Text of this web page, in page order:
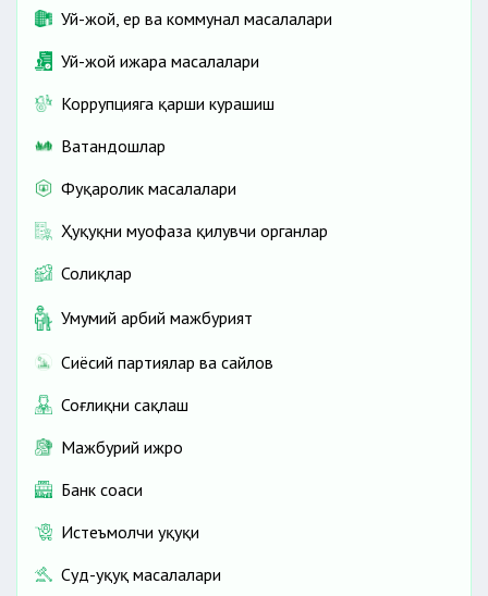
Уй-жой, ер ва коммунал масалалари
Уй-жой ижара масалалари
Коррупцияга қарши курашиш
Ватандошлар
Фуқаролик масалалари
Ҳуқуқни муҳофаза қилувчи органлар
Солиқлар
Умумий ҳарбий мажбурият
Сиёсий партиялар ва сайлов
Соғлиқни сақлаш
Мажбурий ижро
Банк соҳаси
Истеъмолчи ҳуқуқи
Суд-ҳуқуқ масалалари